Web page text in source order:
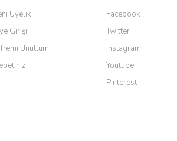
Üyelik
Girişi
Unuttum
Facebook
Twitter
Instagram
Youtube
Pinterest